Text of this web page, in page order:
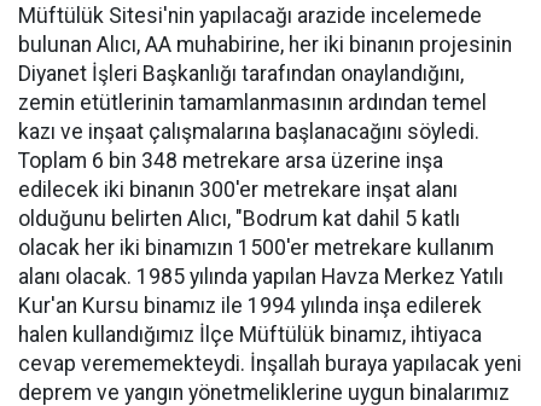
Müftülük Sitesi'nin yapılacağı arazide incelemede
bulunan Alıcı, AA muhabirine, her iki binanın projesinin
Diyanet İşleri Başkanlığı tarafından onaylandığını,
zemin etütlerinin tamamlanmasının ardından temel
kazı ve inşaat çalışmalarına başlanacağını söyledi.
Toplam 6 bin 348 metrekare arsa üzerine inşa
edilecek iki binanın 300'er metrekare inşat alanı
olduğunu belirten Alıcı, "Bodrum kat dahil 5 katlı
olacak her iki binamızın 1500'er metrekare kullanım
alanı olacak. 1985 yılında yapılan Havza Merkez Yatılı
Kur'an Kursu binamız ile 1994 yılında inşa edilerek
halen kullandığımız İlçe Müftülük binamız, ihtiyaca
cevap verememekteydi. İnşallah buraya yapılacak yeni
deprem ve yangın yönetmeliklerine uygun binalarımız